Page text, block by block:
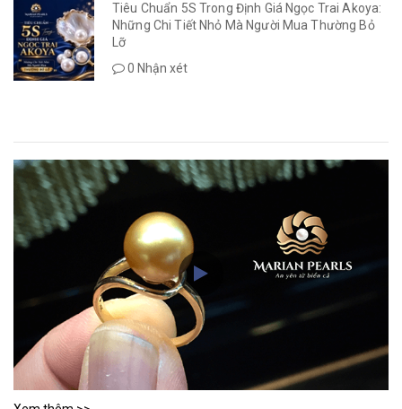
Tiêu Chuẩn 5S Trong Định Giá Ngọc Trai Akoya:
Những Chi Tiết Nhỏ Mà Người Mua Thường Bỏ
Lỡ
0 Nhận xét